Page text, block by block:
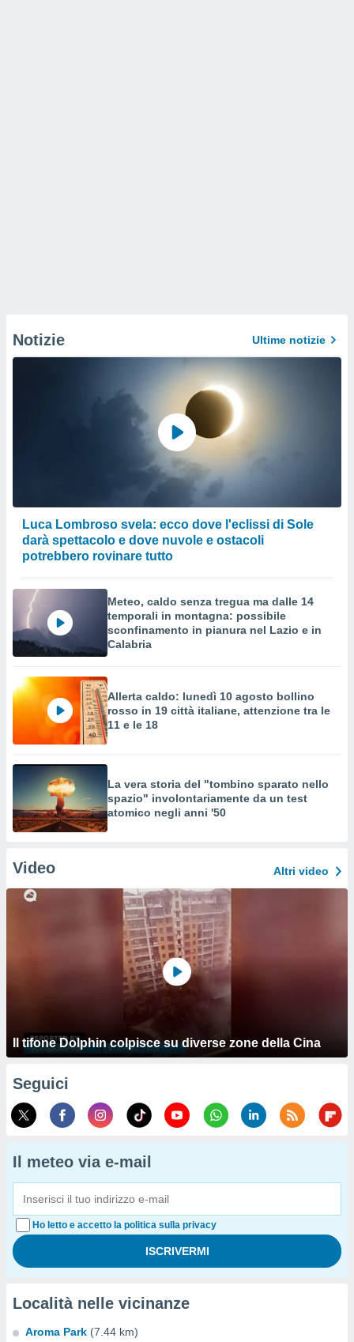
Notizie Ultime notizie
Luca Lombroso svela: ecco dove l'eclissi di Sole
darà spettacolo e dove nuvole e ostacoli
potrebbero rovinare tutto
Meteo, caldo senza tregua ma dalle 14
temporali in montagna: possibile
sconfinamento in pianura nel Lazio e in
Calabria
Allerta caldo: lunedì 10 agosto bollino
rosso in 19 città italiane, attenzione tra le
11 e le 18
La vera storia del "tombino sparato nello
spazio" involontariamente da un test
atomico negli anni '50
Video Altri video
Il tifone Dolphin colpisce su diverse zone della Cina
Seguici
Il meteo via e-mail
Ho letto e accetto la politica sulla privacy
Località nelle vicinanze
Aroma Park (7.44 km)